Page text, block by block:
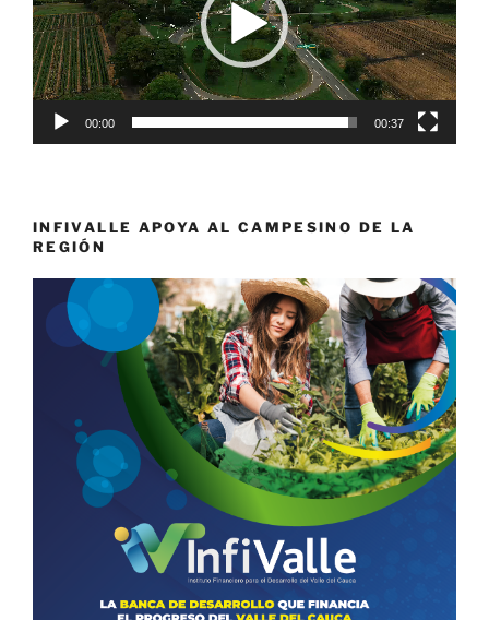
00:00 00:37
INFIVALLE APOYA AL CAMPESINO DE LA
REGIÓN